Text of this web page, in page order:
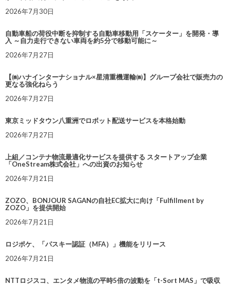
2026年7月30日
自動車船の荷役中断を抑制する自動車移動用「スケーター」を開発・導
入 ～自力走行できない車両を約5分で移動可能に～
2026年7月27日
【㈱ハナインターナショナル×星清重機運輸㈱】グループ会社で販売力の
更なる強化ねらう
2026年7月27日
東京ミッドタウン八重洲でロボット配送サービスを本格始動
2026年7月27日
上組／コンテナ物流最適化サービスを提供する スタートアップ企業
「OneStream株式会社」への出資のお知らせ
2026年7月21日
ZOZO、BONJOUR SAGANの自社EC拡大に向け「Fulfillment by
ZOZO」を提供開始
2026年7月21日
ロジポケ、「パスキー認証（MFA）」機能をリリース
2026年7月21日
NTTロジスコ、エンタメ物流の平時5倍の波動を「t-Sort MAS」で吸収